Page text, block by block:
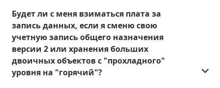
Будет ли с меня взиматься плата за
запись данных, если я сменю свою
учетную запись общего назначения
версии 2 или хранения больших
двоичных объектов с "прохладного"
уровня на "горячий"?